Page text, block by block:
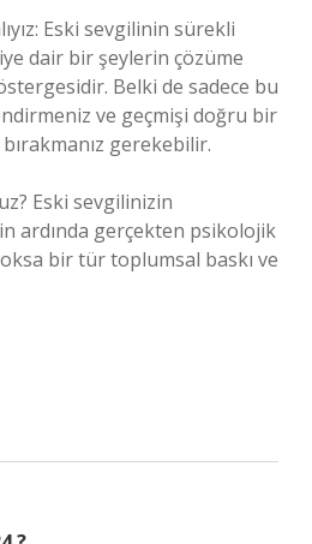
Eski sevgilinin sürekli
dair bir şeylerin çözüme
Belki de sadece bu
ve geçmişi doğru bir
gerekebilir.
Eski sevgilinizin
ardında gerçekten psikolojik
bir tür toplumsal baskı ve